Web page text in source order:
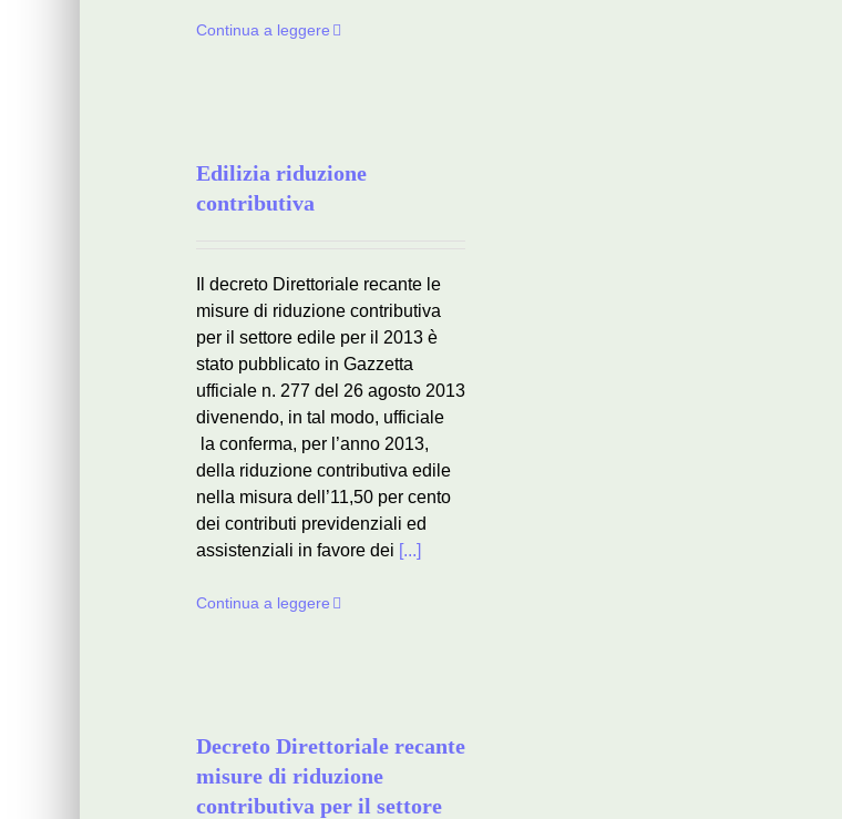
Continua a leggere
Edilizia riduzione
contributiva
Il decreto Direttoriale recante le
misure di riduzione contributiva
per il settore edile per il 2013 è
stato pubblicato in Gazzetta
ufficiale n. 277 del 26 agosto 2013
divenendo, in tal modo, ufficiale
la conferma, per l’anno 2013,
della riduzione contributiva edile
nella misura dell’11,50 per cento
dei contributi previdenziali ed
assistenziali in favore dei [...]
Continua a leggere
Decreto Direttoriale recante
misure di riduzione
contributiva per il settore